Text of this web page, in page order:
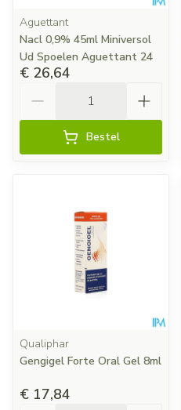
Aguettant
Nacl 0,9% 45ml Miniversol
Ud Spoelen Aguettant 24
€ 26,64
Bestel
Qualiphar
Gengigel Forte Oral Gel 8ml
€ 17,84